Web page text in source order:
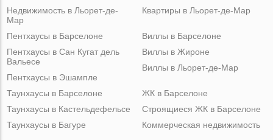
Недвижимость в Льорет-де-
Мар
Квартиры в Льорет-де-Мар
Пентхаусы в Барселоне
Пентхаусы в Сан Кугат дель
Вальесе
Пентхаусы в Эшампле
Виллы в Барселоне
Виллы в Жироне
Виллы в Льорет-де-Мар
Таунхаусы в Барселоне
Таунхаусы в Кастельдефельсе
Таунхаусы в Багуре
ЖК в Барселоне
Строящиеся ЖК в Барселоне
Коммерческая недвижимость